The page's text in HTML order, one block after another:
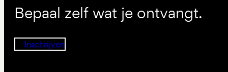
Bepaal zelf wat je ontvangt.
Inschrijven